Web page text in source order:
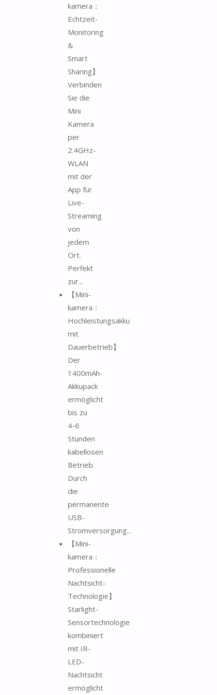
kamera：
Echtzeit-
Monitoring
&
Smart
Sharing】
Verbinden
Sie die
Mini
Kamera
per
2.4GHz-
WLAN
mit der
App für
Live-
Streaming
von
jedem
Ort.
Perfekt
zur...
【Mini-
kamera：
Hochleistungsakku
mit
Dauerbetrieb】
Der
1400mAh-
Akkupack
ermöglicht
bis zu
4-6
Stunden
kabellosen
Betrieb.
Durch
die
permanente
USB-
Stromversorgung...
【Mini-
kamera：
Professionelle
Nachtsicht-
Technologie】
Starlight-
Sensortechnologie
kombiniert
mit IR-
LED-
Nachtsicht
ermöglicht